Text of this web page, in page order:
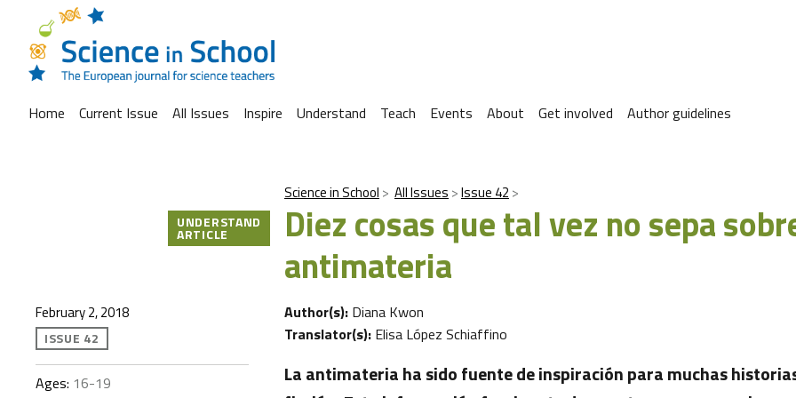
Home Current Issue All Issues Inspire Understand Teach Events About Get involved Author guidelines
Science in School All Issues Issue 42
Diez cosas que tal vez no sepa
antimateria
UNDERSTAND
ARTICLE
February 2, 2018
ISSUE 42
Ages: 16-19
Author(s): Diana Kwon
Translator(s): Elisa López Schiaffino
La antimateria ha sido fuente de inspiración para muchas